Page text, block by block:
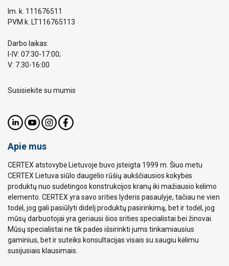
Im. k. 111676511
PVM k. LT116765113
Darbo laikas:
I-IV: 07:30-17:00;
V: 7.30-16:00
Susisiekite su mumis
Apie mus
CERTEX atstovybė Lietuvoje buvo įsteigta 1999 m. Šiuo metu
CERTEX Lietuva siūlo daugelio rūšių aukščiausios kokybės
produktų nuo sudėtingos konstrukcijos kranų iki mažiausio kėlimo
elemento. CERTEX yra savo srities lyderis pasaulyje, tačiau ne vien
todėl, jog gali pasiūlyti didelį produktų pasirinkimą, bet ir todėl, jog
mūsų darbuotojai yra geriausi šios srities specialistai bei žinovai.
Mūsų specialistai ne tik padės išsirinkti jums tinkamiausius
gaminius, bet ir suteiks konsultacijas visais su saugiu kėlimu
susijusiais klausimais.